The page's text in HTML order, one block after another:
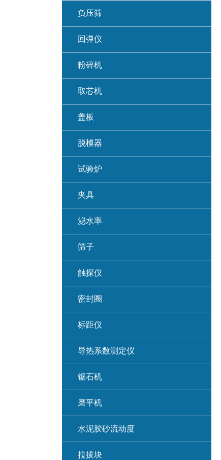
负压筛
回弹仪
粉碎机
取芯机
盖板
脱模器
试验炉
夹具
泌水率
筛子
触探仪
密封圈
标距仪
导热系数测定仪
锯石机
磨平机
水泥胶砂流动度
拉拔块